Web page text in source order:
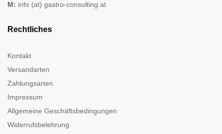
M: info (at) gastro-consulting.at
Rechtliches
Kontakt
Versandarten
Zahlungsarten
Impressum
Allgemeine Geschäftsbedingungen
Widerrufsbelehrung